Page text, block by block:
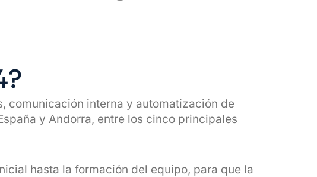
comunicación interna y automatización de
y Andorra, entre los cinco principales
hasta la formación del equipo, para que la